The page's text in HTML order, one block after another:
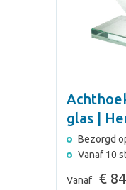
glas |
Bezorgd
Vanaf 10
Vanaf €